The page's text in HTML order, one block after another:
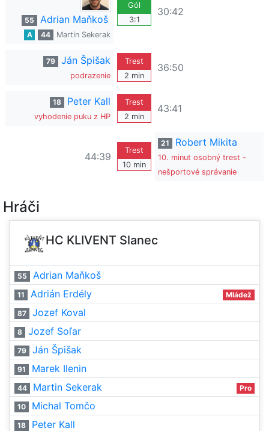
55 Adrian Maňkoš
A 44 Martin Sekerak
Gól
3:1
30:42
79 Ján Špišak
podrazenie
Trest
2 min
36:50
18 Peter Kall
vyhodenie puku z HP
Trest
2 min
43:41
44:39
Trest
10 min
21 Robert Mikita
10. minut osobný trest -
nešportové správanie
Hráči
HC KLIVENT Slanec
55 Adrian Maňkoš
11 Adrián Erdély Mládež
87 Jozef Koval
8 Jozef Soľar
79 Ján Špišak
91 Marek Ilenin
44 Martin Sekerak Pro
10 Michal Tomčo
18 Peter Kall